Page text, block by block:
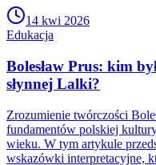
14 kwi 2026
Edukacja
Bolesław Prus: kim
słynnej Lalki?
Zrozumienie twórczości
fundamentów polskiej
wieku. W tym artykule
wskazówki interpretacyjne,